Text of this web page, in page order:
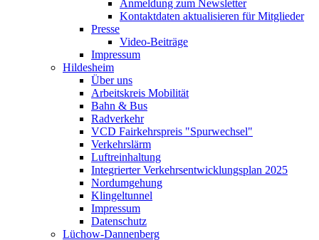
Anmeldung zum Newsletter
Kontaktdaten aktualisieren für Mitglieder
Presse
Video-Beiträge
Impressum
Hildesheim
Über uns
Arbeitskreis Mobilität
Bahn & Bus
Radverkehr
VCD Fairkehrspreis "Spurwechsel"
Verkehrslärm
Luftreinhaltung
Integrierter Verkehrsentwicklungsplan 2025
Nordumgehung
Klingeltunnel
Impressum
Datenschutz
Lüchow-Dannenberg